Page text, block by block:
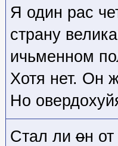
Я один рас
страну
ичьменном
Хотя нет. Он
Но
Стал ли он